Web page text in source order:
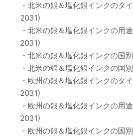
・北米の銀＆塩化銀インクのタ
2031)
・北米の銀＆塩化銀インクの用
2031)
・北米の銀＆塩化銀インクの国
・北米の銀＆塩化銀インクの国
・欧州の銀＆塩化銀インクのタ
2031)
・欧州の銀＆塩化銀インクの用
2031)
・欧州の銀＆塩化銀インクの国